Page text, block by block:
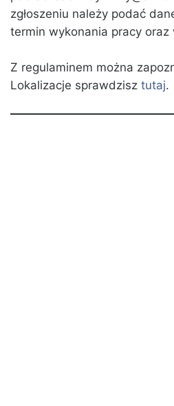
zgłoszeniu należy podać
termin wykonania pracy oraz
Z regulaminem można
Lokalizacje sprawdzisz tutaj.